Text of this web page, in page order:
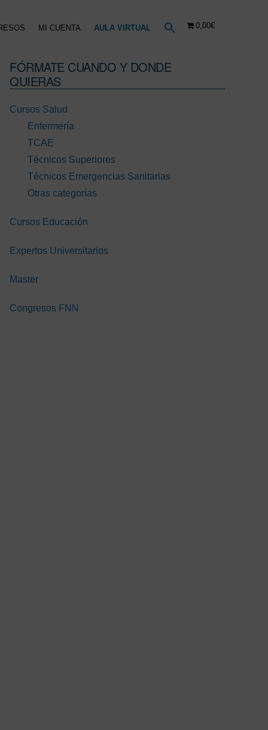
MI CUENTA AULA VIRTUAL 0,00€
Barra
lateral
principal
FÓRMATE CUANDO Y DONDE
QUIERAS
Cursos Salud
Enfermería
TCAE
Técnicos Superiores
Técnicos Emergencias Sanitarias
Otras categorías
Cursos Educación
Expertos Universitarios
Master
Congresos FNN